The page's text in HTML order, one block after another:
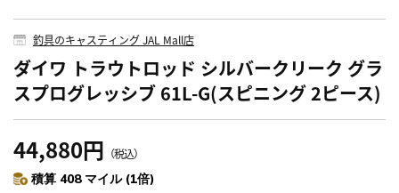
釣具のキャスティング JAL Mall店
ダイワ トラウトロッド シルバークリーク グラ
スプログレッシブ 61L-G(スピニング 2ピース)
44,880円 （税込）
積算 408 マイル (1倍)